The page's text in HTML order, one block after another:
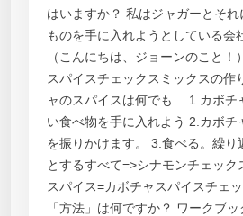
はいますか？ 私はジャガーとそ
ものを手に入れようとしている会
（こんにちは、ジョーンのこと
スパイスチェックスミックスの
ャのスパイスは何でも… 1.カボチ
い食べ物を手に入れよう 2.カボチ
を振りかけます。 3.食べる。繰り
とするすべて=>シナモンチェック
スパイス=カボチャスパイスチェ
「方法」は何ですか？ ワークブ